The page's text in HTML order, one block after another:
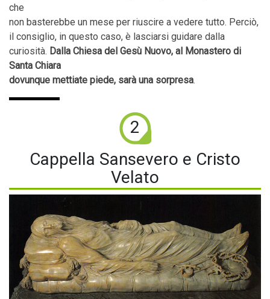
che
non basterebbe un mese per riuscire a vedere tutto. Perciò,
il consiglio, in questo caso, è lasciarsi guidare dalla
curiosità. Dalla Chiesa del Gesù Nuovo, al Monastero di
Santa Chiara
dovunque mettiate piede, sarà una sorpresa.
2
Cappella Sansevero e Cristo
Velato